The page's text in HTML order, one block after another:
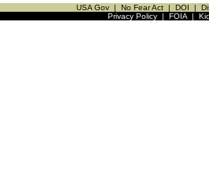
USA Gov | No Fear Act | DOI |
Privacy Policy| FOIA|